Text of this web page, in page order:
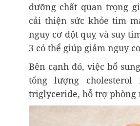
dưỡng chất quan trọng
cải thiện sức khỏe tim
nguy cơ đột quỵ và suy
3 có thể giúp giảm nguy
Bên cạnh đó, việc bổ
tổng lượng
triglyceride, hỗ trợ phòng